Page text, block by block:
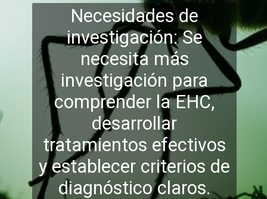
Necesidades de
investigación: Se
necesita más
investigación para
comprender la EHC,
desarrollar
tratamientos efectivos
y establecer criterios de
diagnóstico claros.